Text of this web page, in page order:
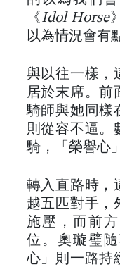
《 Idol Horse
以為情況會有
與以往一樣，
居於末席。前
騎師與她同樣
則從容不逼。
騎，「榮譽心
轉入直路時，
越五匹對手，
施壓，而前
位。奧璇璧
心」則一路持